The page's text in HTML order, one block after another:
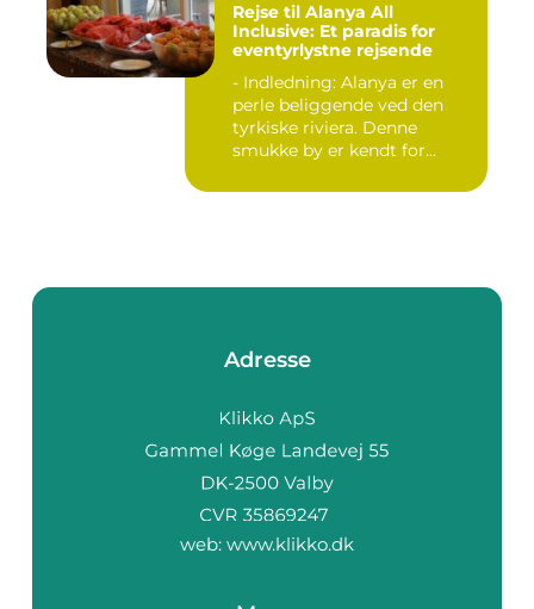
Rejse til Alanya All
Inclusive: Et paradis for
eventyrlystne rejsende
- Indledning: Alanya er en
perle beliggende ved den
tyrkiske riviera. Denne
smukke by er kendt for...
Adresse
web: www.klikko.dk